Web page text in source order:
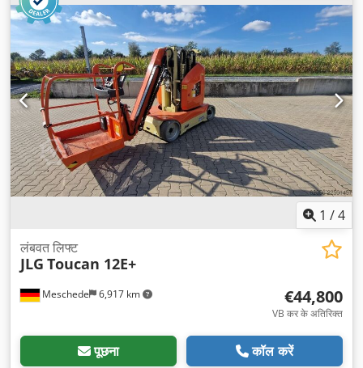
1 /4
Meschede 6,917 km
लंबवत लिफ्ट
JLG Toucan 12E+
€44,800
VB कर के अतिरिक्त
पूछना कॉल करें